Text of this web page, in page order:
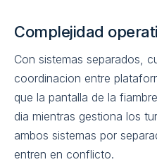
Complejidad
Con sistemas separados,
coordinacion entre
que la pantalla de la
dia mientras gestiona los
ambos sistemas por
entren en conflicto.